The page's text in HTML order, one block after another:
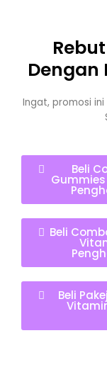
Dengan
Ingat, promosi
Beli
Beli
Beli